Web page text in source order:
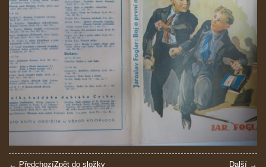
← Předchozí Další →
Zpět do složky